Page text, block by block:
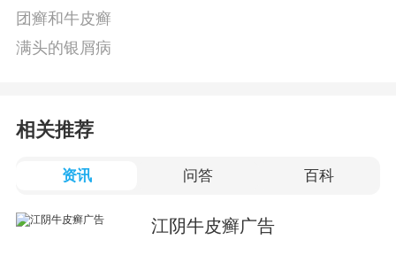
团癣和牛皮癣
满头的银屑病
相关推荐
资讯 问答 百科
江阴牛皮癣广告